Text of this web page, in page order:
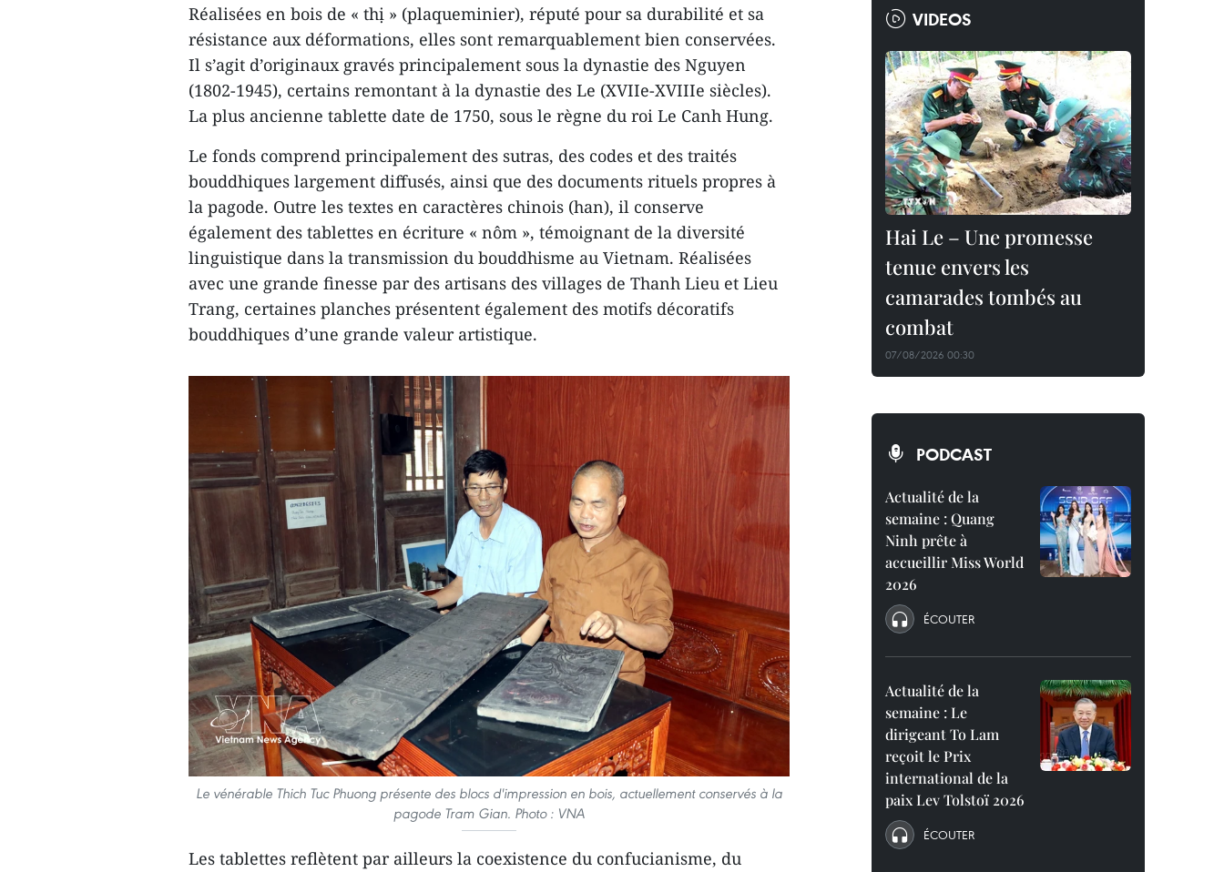
Réalisées en bois de « thị » (plaqueminier), réputé pour sa durabilité et sa
résistance aux déformations, elles sont remarquablement bien conservées.
Il s’agit d’originaux gravés principalement sous la dynastie des Nguyen
(1802-1945), certains remontant à la dynastie des Le (XVIIe-XVIIIe siècles).
La plus ancienne tablette date de 1750, sous le règne du roi Le Canh Hung.
Le fonds comprend principalement des sutras, des codes et des traités
bouddhiques largement diffusés, ainsi que des documents rituels propres à
la pagode. Outre les textes en caractères chinois (han), il conserve
également des tablettes en écriture « nôm », témoignant de la diversité
linguistique dans la transmission du bouddhisme au Vietnam. Réalisées
avec une grande finesse par des artisans des villages de Thanh Lieu et Lieu
Trang, certaines planches présentent également des motifs décoratifs
bouddhiques d’une grande valeur artistique.​
Le vénérable Thich Tuc Phuong présente des blocs d'impression en bois, actuellement conservés à la
pagode Tram Gian. Photo : VNA
Les tablettes reflètent par ailleurs la coexistence du confucianisme, du
VIDEOS
Hai Le – Une promesse
tenue envers les
camarades tombés au
combat
07/08/2026 00:30
PODCAST
Actualité de la
semaine : Quang
Ninh prête à
accueillir Miss World
2026
ÉCOUTER
Actualité de la
semaine : Le
dirigeant To Lam
reçoit le Prix
international de la
paix Lev Tolstoï 2026
ÉCOUTER